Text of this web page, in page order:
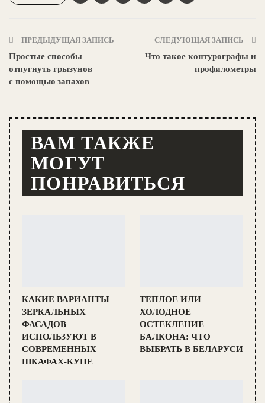
ПРЕДЫДУЩАЯ ЗАПИСЬ
Простые способы
отпугнуть грызунов
с помощью запахов
СЛЕДУЮЩАЯ ЗАПИСЬ
Что такое контурографы и
профилометры
ВАМ ТАКЖЕ
МОГУТ
ПОНРАВИТЬСЯ
КАКИЕ ВАРИАНТЫ
ЗЕРКАЛЬНЫХ
ФАСАДОВ
ИСПОЛЬЗУЮТ В
СОВРЕМЕННЫХ
ШКАФАХ-КУПЕ
ТЕПЛОЕ ИЛИ
ХОЛОДНОЕ
ОСТЕКЛЕНИЕ
БАЛКОНА: ЧТО
ВЫБРАТЬ В БЕЛАРУСИ